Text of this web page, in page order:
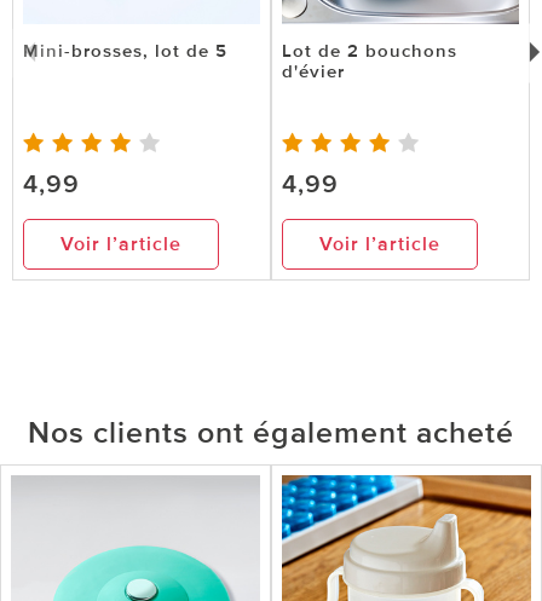
Mini-brosses, lot de 5
4,99
Voir l’article
Lot de 2 bouchons
d'évier
4,99
Voir l’article
Nos clients ont également acheté